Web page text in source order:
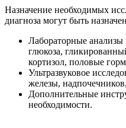
Назначение необходимых
диагноза могут быть
Лабораторные
глюкоза,
кортизол, половые
Ультразвуковое
железы,
Дополнительные
необходимости.